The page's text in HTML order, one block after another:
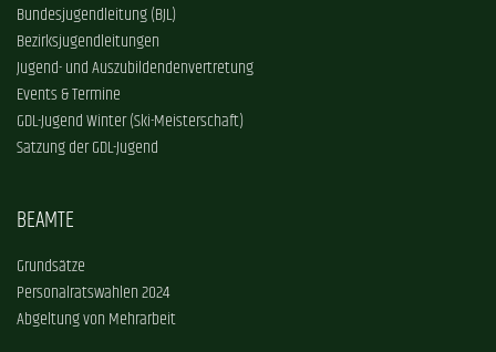
Bundesjugendleitung (BJL)
Bezirksjugendleitungen
Jugend- und Auszubildendenvertretung
Events & Termine
GDL-Jugend Winter (Ski-Meisterschaft)
Satzung der GDL-Jugend
BEAMTE
Grundsätze
Personalratswahlen 2024
Abgeltung von Mehrarbeit